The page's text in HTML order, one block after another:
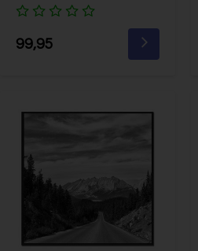
99,95